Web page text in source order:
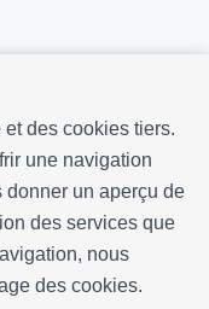
des cookies tiers.
une navigation
donner un aperçu de
des services que
nous
des cookies.